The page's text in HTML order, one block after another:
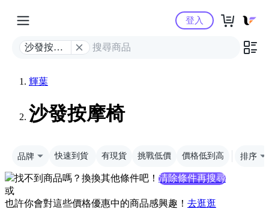
Yahoo購物中心
沙發按摩
登入
輝葉
沙發按摩椅
品牌 快速到貨 有現貨 挑戰低價 價格低到高 排序
找不到商品嗎？換換其他條件吧！ 清除條件再搜尋
或
也許你會對這些價格優惠中的商品感興趣！ 去逛逛